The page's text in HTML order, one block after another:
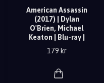
American Assassin
(2017) | Dylan
O'Brien, Michael
Keaton | Blu-ray |
179 kr